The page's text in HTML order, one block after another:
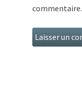
commentaire.